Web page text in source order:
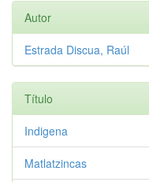
Autor
Estrada Discua, Raúl
Título
Indigena
Matlatzincas